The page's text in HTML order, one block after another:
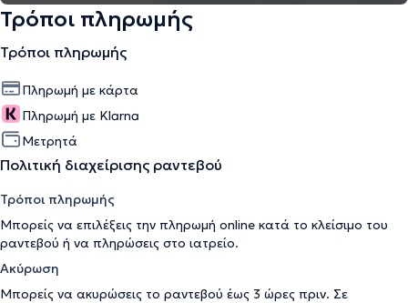
Τρόποι πληρωμής
Τρόποι πληρωμής
Πληρωμή με κάρτα
Πληρωμή με Klarna
Μετρητά
Πολιτική διαχείρισης ραντεβού
Τρόποι πληρωμής
Μπορείς να επιλέξεις την πληρωμή online κατά το κλείσιμο του
ραντεβού ή να πληρώσεις στο ιατρείο.
Ακύρωση
Μπορείς να ακυρώσεις το ραντεβού έως 3 ώρες πριν. Σε